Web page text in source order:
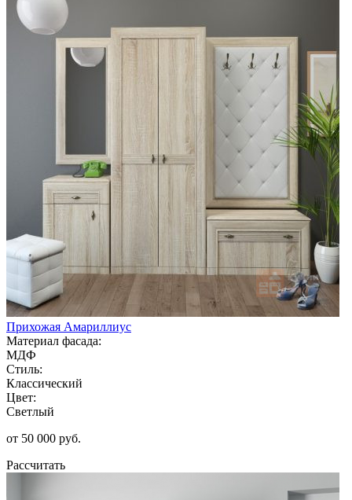
Прихожая Амариллиус
Материал фасада:
МДФ
Стиль:
Классический
Цвет:
Светлый
от 50 000 руб.
Рассчитать